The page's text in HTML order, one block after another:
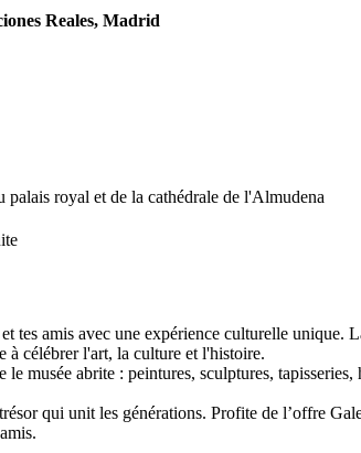
Reales, Madrid
royal et de la cathédrale de l'Almudena
tes amis avec une expérience culturelle unique.
à célébrer l'art, la culture et l'histoire.
musée abrite : peintures, sculptures,
qui unit les générations. Profite de l’offre